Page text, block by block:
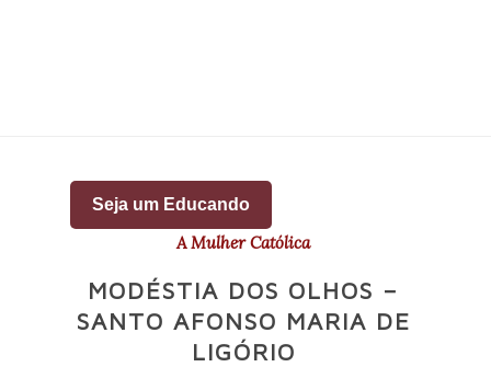
Seja um Educando
A Mulher Católica
MODÉSTIA DOS OLHOS‏ –
SANTO AFONSO MARIA DE
LIGÓRIO